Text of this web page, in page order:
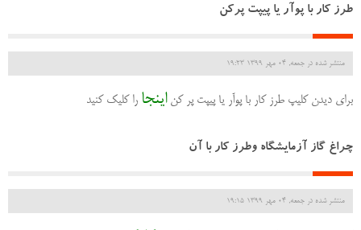
طرز کار با پوآر یا پیپت پرکن
منتشر شده در جمعه, 04 مهر 1399 19:23
برای دیدن کلیپ طرز کار با پوآر یا پیپت پر کناینجا را کلیک کنید
چراغ گاز آزمایشگاه وطرز کار با آن
منتشر شده در جمعه, 04 مهر 1399 19:15